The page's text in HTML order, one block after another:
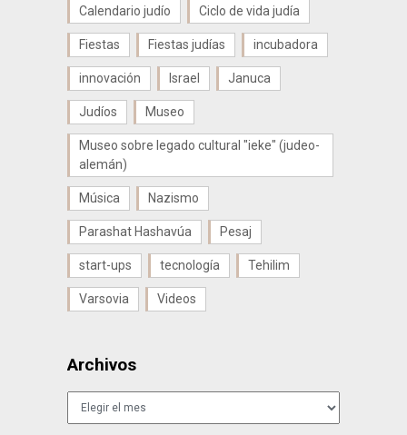
Calendario judío Ciclo de vida judía
Fiestas Fiestas judías incubadora
innovación Israel Januca
Judíos Museo
Museo sobre legado cultural "ieke" (judeo-
alemán)
Música Nazismo
Parashat Hashavúa Pesaj
start-ups tecnología Tehilim
Varsovia Videos
Archivos
Archivos